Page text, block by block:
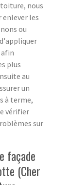
nous
les
ou
plus
au
un
à terme,
vérifier
sur
façade
(Cher